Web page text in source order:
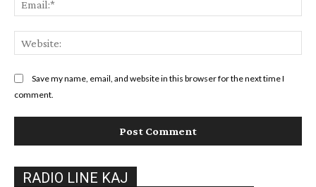
Save my name, email, and website in this browser for the next time I
comment.
RADIO LINE KAJ